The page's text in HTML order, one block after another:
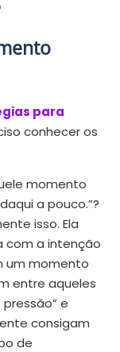
para
conhecer os
momento
a pouco.”?
isso. Ela
com a intenção
um momento
entre aqueles
e
consigam
de